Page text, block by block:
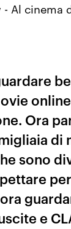
Al cinema
Ora
di
sono
e